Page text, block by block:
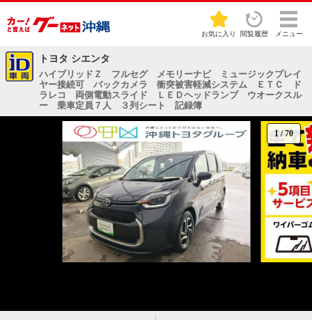
お気に入り 閲覧履歴 メニュー
トヨタ シエンタ
ハイブリッドＺ フルセグ メモリーナビ ミュージックプレイ
ヤー接続可 バックカメラ 衝突被害軽減システム ＥＴＣ ド
ラレコ 両側電動スライド ＬＥＤヘッドランプ ウオークスル
ー 乗車定員７人 ３列シート 記録簿
1 /70